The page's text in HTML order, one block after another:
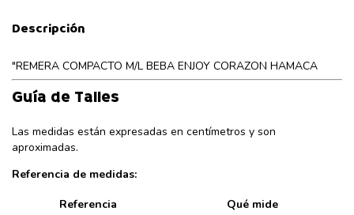
Descripción
"REMERA COMPACTO M/L BEBA ENJOY CORAZON HAMACA
Guía de Talles
Las medidas están expresadas en centímetros y son
aproximadas.
Referencia de medidas:
Referencia
Qué mide